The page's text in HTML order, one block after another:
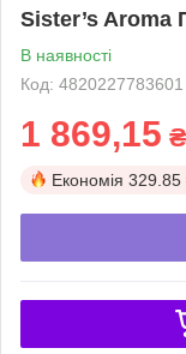
Sister’s
В наявності
Код: 4820227783601
1 869,15 ₴
Економія 329.85